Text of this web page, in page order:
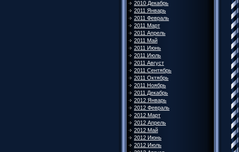
2010 Декабрь
2011 Январь
2011 Февраль
2011 Март
2011 Апрель
2011 Май
2011 Июнь
2011 Июль
2011 Август
2011 Сентябрь
2011 Октябрь
2011 Ноябрь
2011 Декабрь
2012 Январь
2012 Февраль
2012 Март
2012 Апрель
2012 Май
2012 Июнь
2012 Июль